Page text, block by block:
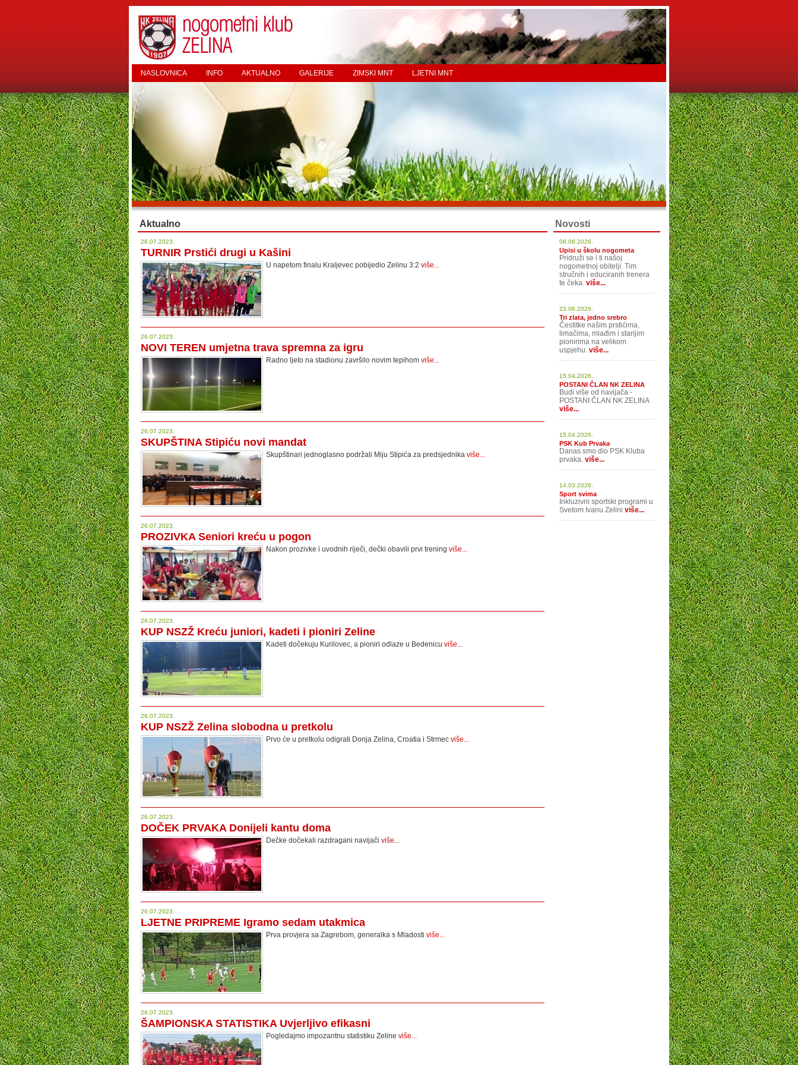
NASLOVNICA INFO AKTUALNO GALERIJE ZIMSKI MNT LJETNI MNT
Aktualno
26.07.2023.
TURNIR Prstići drugi u Kašini
U napetom finalu Kraljevec pobijedio Zelinu 3:2 više...
26.07.2023.
NOVI TEREN umjetna trava spremna za igru
Radno ljeto na stadionu završilo novim tepihom više...
26.07.2023.
SKUPŠTINA Stipiću novi mandat
Skupštinari jednoglasno podržali Miju Stipića za predsjednika više...
26.07.2023.
PROZIVKA Seniori kreću u pogon
Nakon prozivke i uvodnih riječi, dečki obavili prvi trening više...
26.07.2023.
KUP NSZŽ Kreću juniori, kadeti i pioniri Zeline
Kadeti dočekuju Kurilovec, a pioniri odlaze u Bedenicu više...
26.07.2023.
KUP NSZŽ Zelina slobodna u pretkolu
Prvo će u pretkolu odigrati Donja Zelina, Croatia i Strmec više...
26.07.2023.
DOČEK PRVAKA Donijeli kantu doma
Dečke dočekali razdragani navijači više...
26.07.2023.
LJETNE PRIPREME Igramo sedam utakmica
Prva provjera sa Zagrebom, generalka s Mladosti više...
26.07.2023.
ŠAMPIONSKA STATISTIKA Uvjerljivo efikasni
Pogledajmo impozantnu statistiku Zeline više...
Novosti
08.08.2026.
Upisi u školu nogometa
Pridruži se i ti našoj
nogometnoj obitelji. Tim
stručnih i educiranih trenera
te čeka. više...
23.06.2026.
Tri zlata, jedno srebro
Čestitke našim prstićima,
limačima, mlađim i starijim
pionirima na velikom
uspjehu. više...
15.04.2026.
POSTANI ČLAN NK ZELINA
Budi više od navijača -
POSTANI ČLAN NK ZELINA
više...
15.04.2026.
PSK Kub Prvaka
Danas smo dio PSK Kluba
prvaka. više...
14.03.2026.
Sport svima
Inkluzivni sportski programi u
Svetom Ivanu Zelini više...